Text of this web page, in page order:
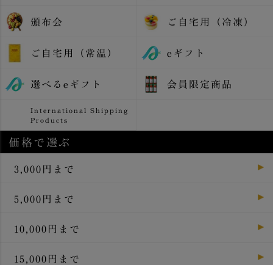
頒布会 ご自宅用（冷凍）
ご自宅用（常温） eギフト
選べるeギフト 会員限定商品
International Shipping
Products
価格で選ぶ
3,000円まで
5,000円まで
10,000円まで
15,000円まで